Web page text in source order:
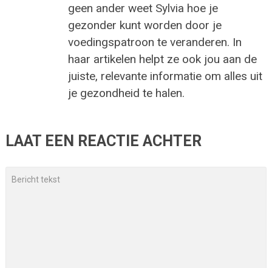
geen ander weet Sylvia hoe je
gezonder kunt worden door je
voedingspatroon te veranderen. In
haar artikelen helpt ze ook jou aan de
juiste, relevante informatie om alles uit
je gezondheid te halen.
LAAT EEN REACTIE ACHTER